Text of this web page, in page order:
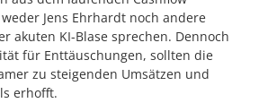
Jens Ehrhardt noch andere
akuten KI-Blase sprechen. Dennoch
für Enttäuschungen, sollten die
zu steigenden Umsätzen und
erhofft.